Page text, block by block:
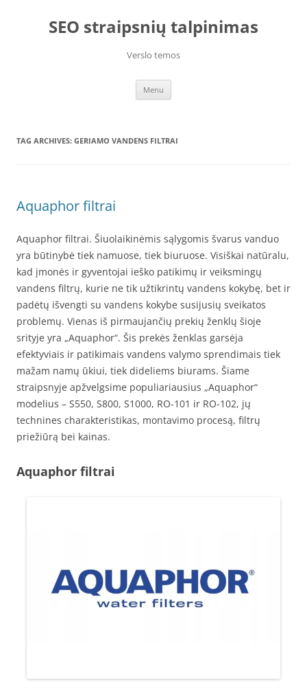
contentSEO straipsnių talpinimas
Verslo temos
Menu
TAG ARCHIVES: GERIAMO VANDENS FILTRAI
Aquaphor filtrai
Aquaphor filtrai. Šiuolaikinėmis sąlygomis švarus vanduo
yra būtinybė tiek namuose, tiek biuruose. Visiškai natūralu,
kad įmonės ir gyventojai ieško patikimų ir veiksmingų
vandens filtrų, kurie ne tik užtikrintų vandens kokybę, bet ir
padėtų išvengti su vandens kokybe susijusių sveikatos
problemų. Vienas iš pirmaujančių prekių ženklų šioje
srityje yra „Aquaphor“. Šis prekės ženklas garsėja
efektyviais ir patikimais vandens valymo sprendimais tiek
mažam namų ūkiui, tiek dideliems biurams. Šiame
straipsnyje apžvelgsime populiariausius „Aquaphor“
modelius – S550, S800, S1000, RO-101 ir RO-102, jų
technines charakteristikas, montavimo procesą, filtrų
priežiūrą bei kainas.
Aquaphor filtrai